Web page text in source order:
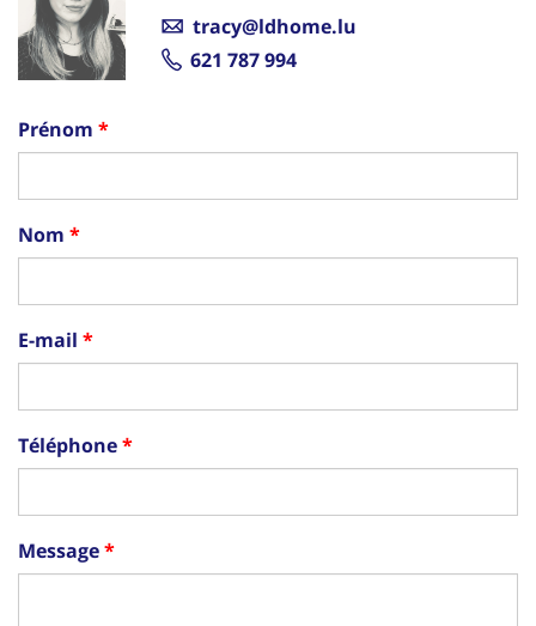
tracy@ldhome.lu
621 787 994
Prénom
Nom
E-mail
Téléphone
Message